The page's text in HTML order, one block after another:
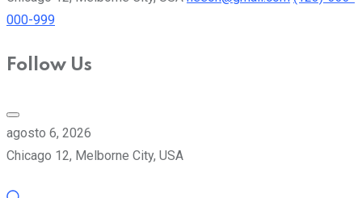
000-999
Follow Us
agosto 6, 2026
Chicago 12, Melborne City, USA